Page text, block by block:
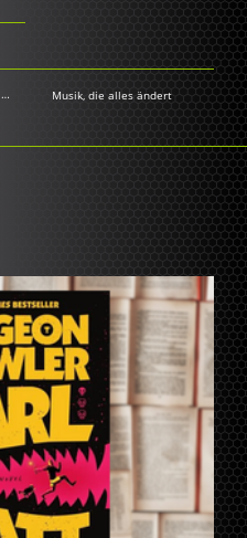
Times New Roman - Let's Stay Together Musik, die alles ändert